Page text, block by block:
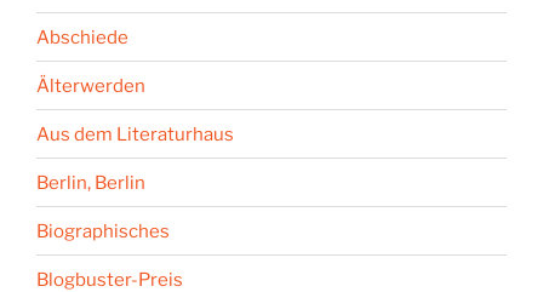
Abschiede
Älterwerden
Aus dem Literaturhaus
Berlin, Berlin
Biographisches
Blogbuster-Preis